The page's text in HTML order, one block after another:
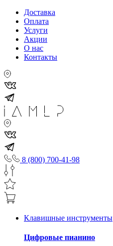
Доставка
Оплата
Услуги
Акции
О нас
Контакты
8 (800) 700-41-98
Клавишные инструменты
Цифровые пианино